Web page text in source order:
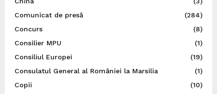
Comunicat de presă
(284)
Concurs
(8)
Consilier MPU
(1)
Consiliul Europei
(19)
Consulatul General al României la Marsilia
(1)
Copii
(10)